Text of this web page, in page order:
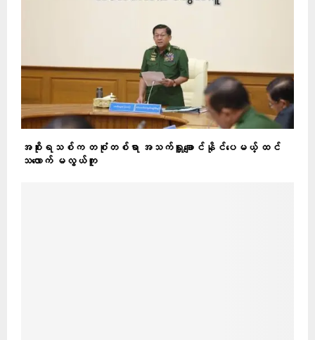
အစိုးရသစ်က တစုံတစ်ရာ အသက်ရှူချောင်နိုင်ပေမယ့် ထင်
သလောက် မလွယ်ကူ